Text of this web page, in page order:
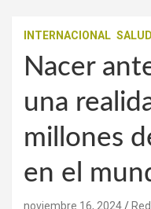
INTERNACIONAL SALUD
Nacer
una
millones
en el
noviembre 16, 2024